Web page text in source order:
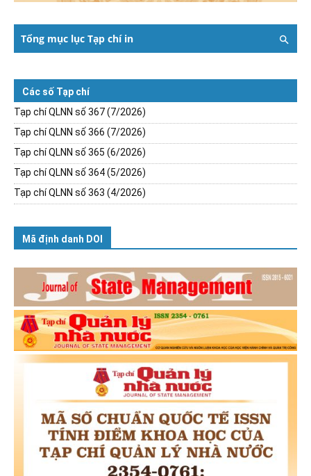
Tổng mục lục Tạp chí in
Các số Tạp chí
Tạp chí QLNN số 367 (7/2026)
Tạp chí QLNN số 366 (7/2026)
Tạp chí QLNN số 365 (6/2026)
Tạp chí QLNN số 364 (5/2026)
Tạp chí QLNN số 363 (4/2026)
Mã định danh DOI